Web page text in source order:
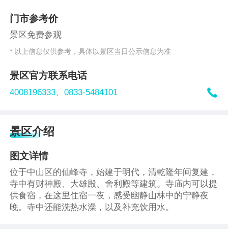
门市参考价
景区免费参观
* 以上信息仅供参考，具体以景区当日公示信息为准
景区官方联系电话
4008196333、0833-5484101 
景区介绍
图文详情
位于中山区的仙峰寺，始建于明代，清乾隆年间复建，
寺中有财神殿、大雄殿、舍利殿等建筑。寺庙内可以提
供食宿，在这里住宿一夜，感受幽静山林中的宁静夜
晚。寺中还能洗热水澡，以及补充饮用水。